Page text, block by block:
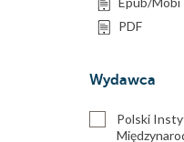
PDF
Wydawca
Polski